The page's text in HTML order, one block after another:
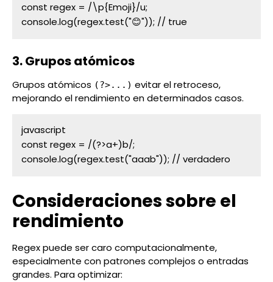
const regex = /\p{Emoji}/u;
console.log(regex.test("😊")); // true
3. Grupos atómicos
Grupos atómicos (?>...) evitar el retroceso,
mejorando el rendimiento en determinados casos.
javascript
const regex = /(?>a+)b/;
console.log(regex.test("aaab")); // verdadero
Consideraciones sobre el
rendimiento
Regex puede ser caro computacionalmente,
especialmente con patrones complejos o entradas
grandes. Para optimizar: